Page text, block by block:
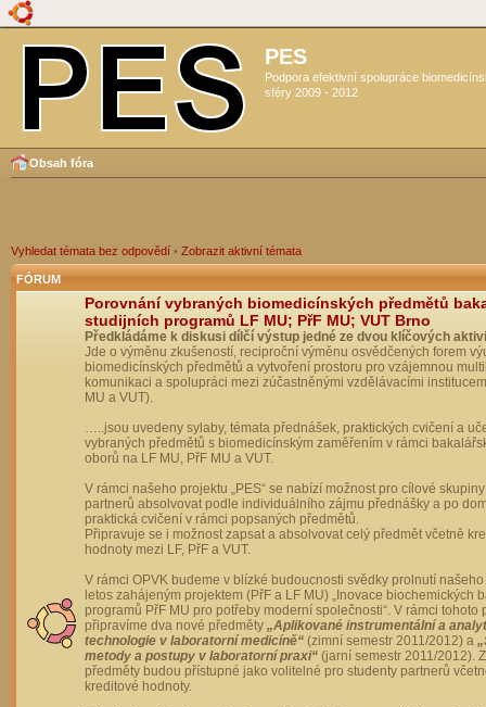
PES
Podpora efektivní spolupráce
sféry 2009 - 2012
Obsah fóra
Vyhledat témata bez odpovědí • Zobrazit aktivní témata
FÓRUM
Porovnání vybraných biomedicínských předmětů
studijních programů LF MU; PřF MU; VUT Brno
Předkládáme k diskusi dílčí výstup jedné ze dvou klíčových
Jde o výměnu zkušeností, reciproční výměnu osvědčených forem
biomedicínských předmětů a vytvoření prostoru pro vzájemnou
komunikaci a spolupráci mezi zúčastněnými vzdělávacími
MU a VUT).
…..jsou uvedeny sylaby, témata přednášek, praktických cvičení a
vybraných předmětů s biomedicínským zaměřením v rámci
oborů na LF MU, PřF MU a VUT.
V rámci našeho projektu „PES“ se nabízí možnost pro cílové
partnerů absolvovat podle individuálního zájmu přednášky a po
praktická cvičení v rámci popsaných předmětů.
Připravuje se i možnost zapsat a absolvovat celý předmět včetně
hodnoty mezi LF, PřF a VUT.
V rámci OPVK budeme v blízké budoucnosti svědky prolnutí
letos zahájeným projektem (PřF a LF MU) „Inovace biochemických
programů PřF MU pro potřeby moderní společnosti“. V rámci tohoto
připravíme dva nové předměty „Aplikované instrumentální a
technologie v laboratorní medicíně“ (zimní semestr 2011/2012) a
metody a postupy v laboratorní praxi“ (jarní semestr 2011/2012).
předměty budou přístupné jako volitelné pro studenty partnerů
kreditové hodnoty.